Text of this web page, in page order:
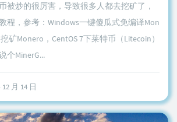
被炒的很厉害，导致很多人都去挖矿了，
程，参考：Windows一键傻瓜式免编译Mon
矿Monero，CentOS 7下莱特币（Litecoin）
个MinerG...
12 月 14 日